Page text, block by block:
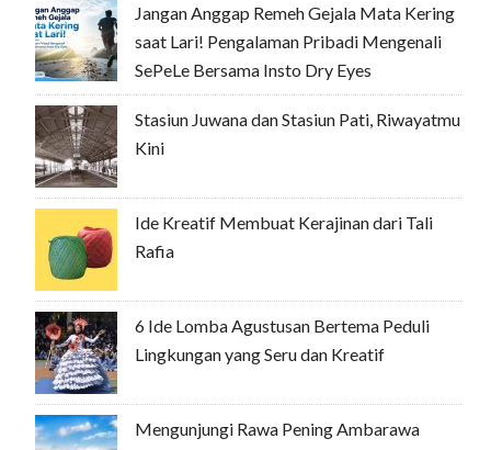
Jangan Anggap Remeh Gejala Mata Kering
saat Lari! Pengalaman Pribadi Mengenali
SePeLe Bersama Insto Dry Eyes
Stasiun Juwana dan Stasiun Pati, Riwayatmu
Kini
Ide Kreatif Membuat Kerajinan dari Tali
Rafia
6 Ide Lomba Agustusan Bertema Peduli
Lingkungan yang Seru dan Kreatif
Mengunjungi Rawa Pening Ambarawa